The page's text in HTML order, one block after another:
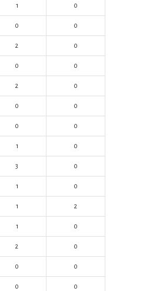
1 0
0 0
2 0
0 0
2 0
0 0
0 0
1 0
3 0
1 0
1 2
1 0
2 0
0 0
0 0